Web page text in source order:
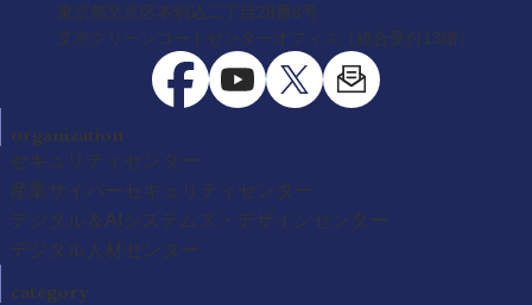
東京都文京区本駒込二丁目28番8号
文京グリーンコートセンターオフィス（総合受付13階）
organization
セキュリティセンター
産業サイバーセキュリティセンター
デジタル＆AIシステムズ・デザインセンター
デジタル人材センター
category